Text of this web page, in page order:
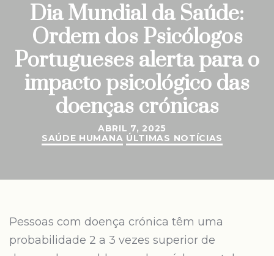
Dia Mundial da Saúde:
Ordem dos Psicólogos
Portugueses alerta para o
impacto psicológico das
doenças crónicas
ABRIL 7, 2025
SAÚDE HUMANA ÚLTIMAS NOTÍCIAS
Pessoas com doença crónica têm uma
probabilidade 2 a 3 vezes superior de